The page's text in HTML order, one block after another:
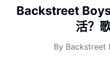
Backstreet
活？
By Backstreet